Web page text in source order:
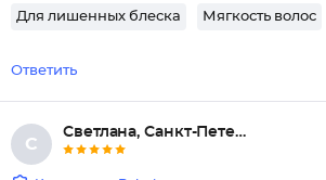
Для лишенных блеска Мягкость волос
Ответить
С
Светлана, Санкт-Петербург